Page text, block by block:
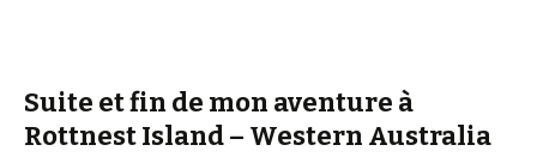
Suite et fin de mon aventure à
Rottnest Island – Western Australia